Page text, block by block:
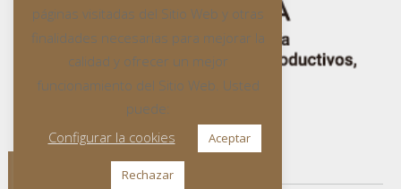
páginas visitadas del Sitio Web y otras
finalidades necesarias para mejorar la
calidad y ofrecer un mejor
funcionamiento del Sitio Web. Usted
puede:
Configurar la cookies
Aceptar
Rechazar